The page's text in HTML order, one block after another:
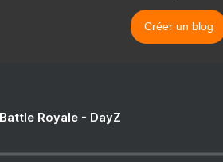
Créer un blog
Royale - DayZ